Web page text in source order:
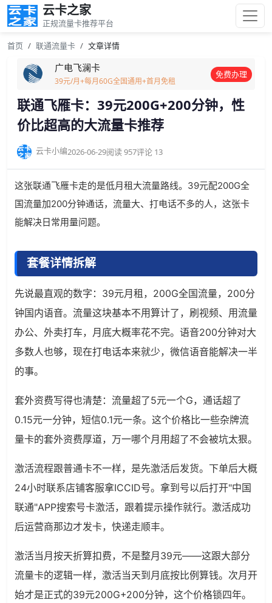
云卡之家
正规流量卡推荐平台
首页 联通流量卡 文章详情
广电飞澜卡
39元/月+每月60G全国通用+首月免租
免费办理
联通飞雁卡：39元200G+200分钟，性
价比超高的大流量卡推荐
云卡小编2026-06-29阅读 957评论 13
这张联通飞雁卡走的是低月租大流量路线。39元配200G全
国流量加200分钟通话，流量大、打电话不多的人，这张卡
能解决日常用量问题。
套餐详情拆解
先说最直观的数字：39元月租，200G全国流量，200分
钟国内语音。流量这块基本不用算计了，刷视频、用流量
办公、外卖打车，月底大概率花不完。语音200分钟对大
多数人也够，现在打电话本来就少，微信语音能解决一半
的事。
套外资费写得也清楚：流量超了5元一个G，通话超了
0.15元一分钟，短信0.1元一条。这个价格比一些杂牌流
量卡的套外资费厚道，万一哪个月用超了不会被坑太狠。
激活流程跟普通卡不一样，是先激活后发货。下单后大概
24小时联系店铺客服拿ICCID号。拿到号以后打开"中国
联通"APP搜索号卡激活，跟着提示操作就行。激活成功
后运营商那边才发卡，快递走顺丰。
激活当月按天折算扣费，不是整月39元——这跟大部分
流量卡的逻辑一样，激活当天到月底按比例算钱。次月开
始才是正式的39元200G+200分钟，这个价格锁四年。